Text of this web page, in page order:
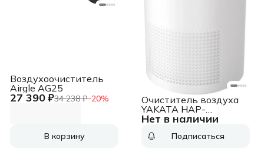
27 390 ₽34 238 ₽−20%
Воздухоочиститель
Airgle AG25
В корзину
Нет в наличии
Очиститель воздуха
YAKATA HAP-
Y300S01W FUNAI
Подписаться